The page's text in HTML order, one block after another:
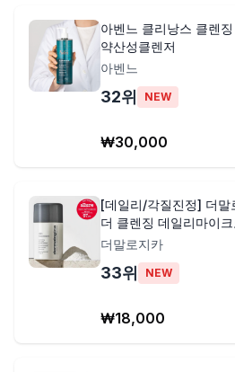
아벤느 클리낭스 클렌
약산성클렌저
아벤느
32위 NEW
₩30,000
[데일리/각질진정] 더말
더 클렌징 데일리마이
더말로지카
33위 NEW
₩18,000